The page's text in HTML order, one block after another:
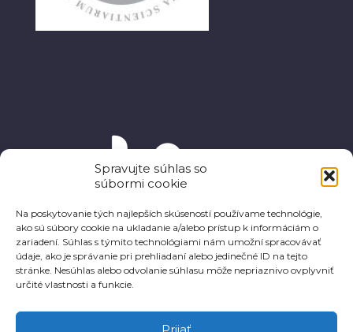
Spravujte súhlas so
súbormi cookie
Na poskytovanie tých najlepších skúseností používame technológie,
ako sú súbory cookie na ukladanie a/alebo prístup k informáciám o
zariadení. Súhlas s týmito technológiami nám umožní spracovávať
údaje, ako je správanie pri prehliadaní alebo jedinečné ID na tejto
stránke. Nesúhlas alebo odvolanie súhlasu môže nepriaznivo ovplyvniť
určité vlastnosti a funkcie.
Prijať